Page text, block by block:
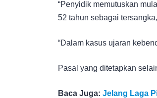
“Penyidik memutuskan
52 tahun sebagai
“Dalam kasus ujaran
Pasal yang ditetapkan
Baca Juga: Jelang Laga